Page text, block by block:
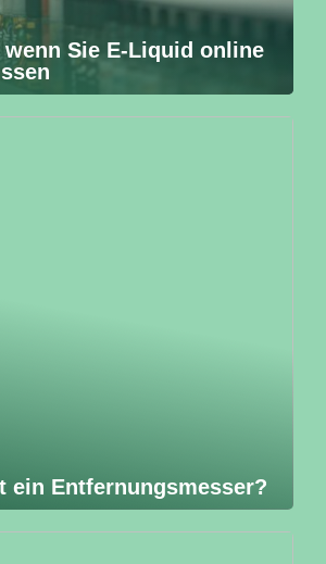
wenn Sie E-Liquid online
ein Entfernungsmesser?